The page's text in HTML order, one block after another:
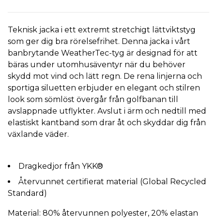
Teknisk jacka i ett extremt stretchigt lättviktstyg
som ger dig bra rörelsefrihet. Denna jacka i vårt
banbrytande WeatherTec-tyg är designad för att
bäras under utomhusäventyr när du behöver
skydd mot vind och lätt regn. De rena linjerna och
sportiga siluetten erbjuder en elegant och stilren
look som sömlöst övergår från golfbanan till
avslappnade utflykter. Avslut i ärm och nedtill med
elastiskt kantband som drar åt och skyddar dig från
växlande väder.
Dragkedjor från YKK®
Återvunnet certifierat material (Global Recycled
Standard)
Material: 80% återvunnen polyester, 20% elastan